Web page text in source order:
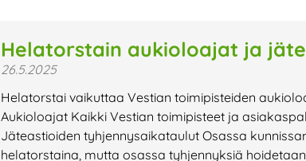
Helatorstain aukioloajat ja
26.5.2025
Helatorstai vaikuttaa Vestian toimipisteiden
Aukioloajat Kaikki Vestian toimipisteet ja
Jäteastioiden tyhjennysaikataulut Osassa
helatorstaina, mutta osassa tyhjennyksiä hoidetaan